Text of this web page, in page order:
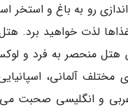
رو به باغ و استخر
لذت خواهید برد.
هتل منحصر به فرد و
آلمانی،
عربی و انگلیسی صحبت